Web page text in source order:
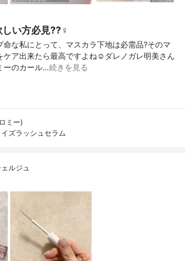
しい方必見??‍♀️
命な私にとって、マスカラ下地は必需品?そのマ
ケア出来たら最高ですよね☺️ダレノガレ明美さん
ーのカール…続きを見る
ミー)
ズラッシュセラム
ルジュ